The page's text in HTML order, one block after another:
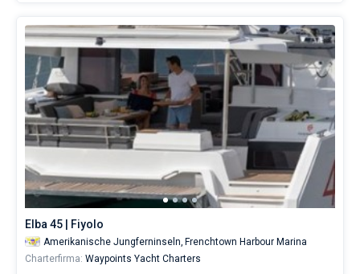
Elba 45 | Fiyolo
Amerikanische Jungferninseln, Frenchtown Harbour Marina
Charterfirma: Waypoints Yacht Charters